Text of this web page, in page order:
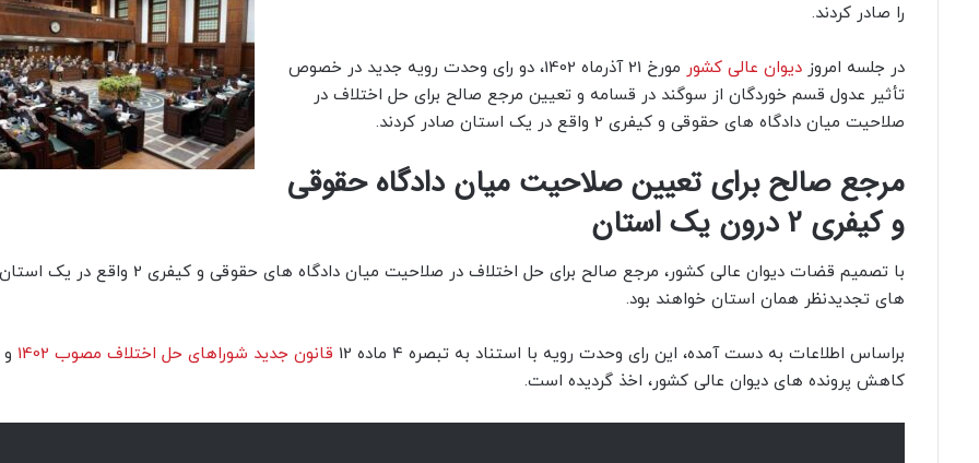
را صادر کردند.
در جلسه امروز دیوان عالی کشور
مورخ 21 آذرماه 1402، دو رای وحدت رویه جدید در خصوص
تأثیر عدول قسم خوردگان از سوگند در قسامه و تعیین مرجع صالح برای حل اختلاف در
صلاحیت میان دادگاه های حقوقی و کیفری 2 واقع در یک استان صادر کردند.
مرجع صالح برای تعیین صلاحیت میان دادگاه حقوقی
و کیفری 2 درون یک استان
با تصمیم قضات دیوان عالی کشور، مرجع صالح برای حل اختلاف در صلاحیت میان دادگاه های
های تجدیدنظر همان استان خواهند بود.
براساس اطلاعات به دست آمده، این رای وحدت رویه با استناد به تبصره ۴ ماده 12 قانون جدید شوراهای حل اختلاف مصوب 1402
کاهش پرونده های دیوان عالی کشور، اخذ گردیده است.